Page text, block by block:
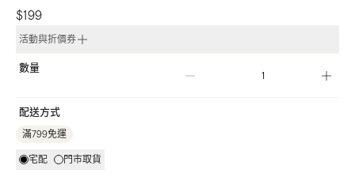
$199
活動與折價券
數量
配送方式
滿799免運
宅配 門市取貨